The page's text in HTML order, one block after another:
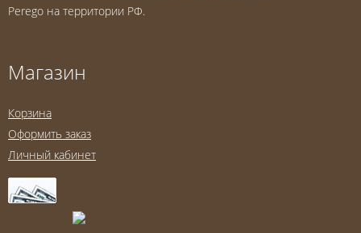
Perego на территории РФ.
Магазин
Корзина
Оформить заказ
Личный кабинет